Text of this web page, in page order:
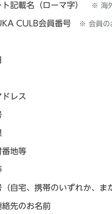
ト記載名（ローマ字） ※ 海
CULB会員番号 ※ 会員の
ドレス
番地等
自宅、携帯のいずれか、ま
絡先のお名前